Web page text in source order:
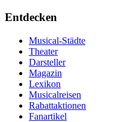
Entdecken
Musical-Städte
Theater
Darsteller
Magazin
Lexikon
Musicalreisen
Rabattaktionen
Fanartikel